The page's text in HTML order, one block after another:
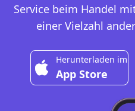
Service beim Handel
einer Vielzahl
Herunterladen im
App Store